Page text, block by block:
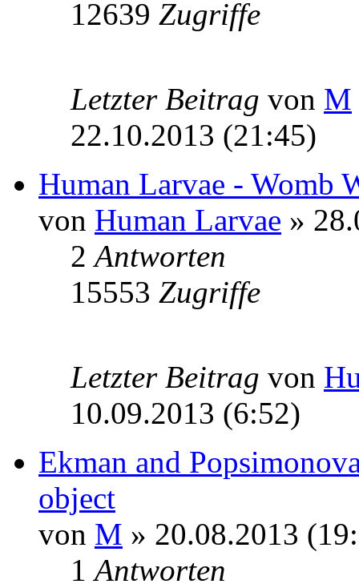
12639 Zugriffe
Letzter Beitrag von M
22.10.2013 (21:45)
Human Larvae - Womb
von Human Larvae »
2Antworten
15553 Zugriffe
Letzter Beitrag von
10.09.2013 (6:52)
Ekman and
object
von M » 20.08.2013
1Antworten